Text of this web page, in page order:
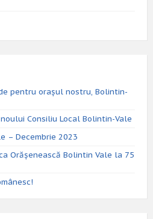
pentru orașul nostru, Bolintin-
Consiliu Local Bolintin-Vale
– Decembrie 2023
Orăşenească Bolintin Vale la 75